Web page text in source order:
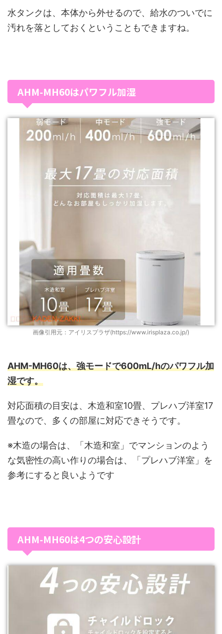
水タンクは、本体から外せるので、給水のついでに
汚れを落としておくということもできますね。
AHM-MH60はパワフル加湿
画像引用元：アイリスプラザ(https://www.irisplaza.co.jp/)
AHM-MH60は、強モードで600mL/hのパワフル加
湿です。
対応面積の目安は、木造和室10畳、プレハブ洋室17
畳なので、多くの部屋に対応できそうです。
※木造の場合は、「木造和室」でマンションのよう
な気密性の高い作りの場合は、「プレハブ洋室」を
参考にすると良いようです
AHM-MH60は4つの安心設計